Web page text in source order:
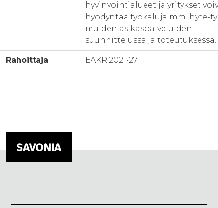
hyvinvointialueet ja yritykset
hyödyntää työkaluja mm. hyte-
muiden asikaspalveluiden
suunnittelussa ja toteutuksessa.
Rahoittaja EAKR 2021-27